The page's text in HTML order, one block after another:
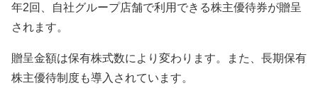
年2回、自社グループ店舗で利用できる株主優待券が贈呈
されます。
贈呈金額は保有株式数により変わります。また、長期保有
株主優待制度も導入されています。